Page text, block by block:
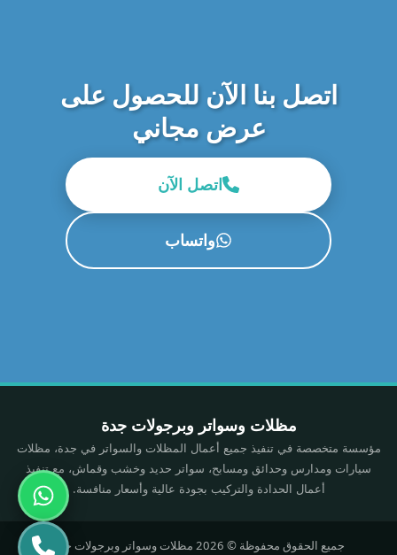
اتصل بنا الآن للحصول على
عرض مجاني
اتصل الآن
واتساب
مظلات وسواتر وبرجولات جدة
مؤسسة متخصصة في تنفيذ جميع أعمال المظلات والسواتر في جدة، مظلات
سيارات ومدارس وحدائق ومسابح، سواتر حديد وخشب وقماش، مع تنفيذ
أعمال الحدادة والتركيب بجودة عالية وأسعار منافسة.
جميع الحقوق محفوظة © 2026 مظلات وسواتر وبرجولات جدة